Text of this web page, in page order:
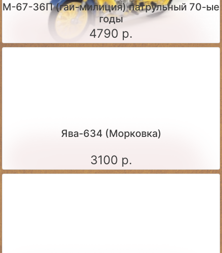
М-67-36П (гаи-милиция) патрульный 70-ые
годы
4790 р.
Ява-634 (Морковка)
3100 р.